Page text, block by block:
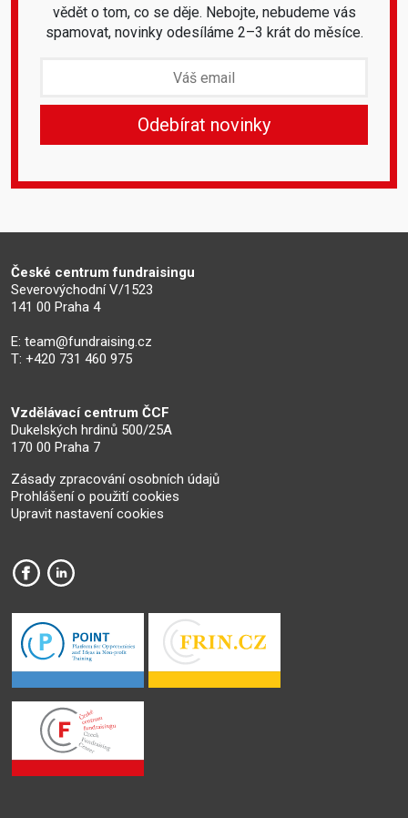
vědět o tom, co se děje. Nebojte, nebudeme vás
spamovat, novinky odesíláme 2–3 krát do měsíce.
České centrum fundraisingu
Severovýchodní V/1523
141 00 Praha 4
E: team@fundraising.cz
T: +420 731 460 975
Vzdělávací centrum ČCF
Dukelských hrdinů 500/25A
170 00 Praha 7
Zásady zpracování osobních údajů
Prohlášení o použití cookies
Upravit nastavení cookies